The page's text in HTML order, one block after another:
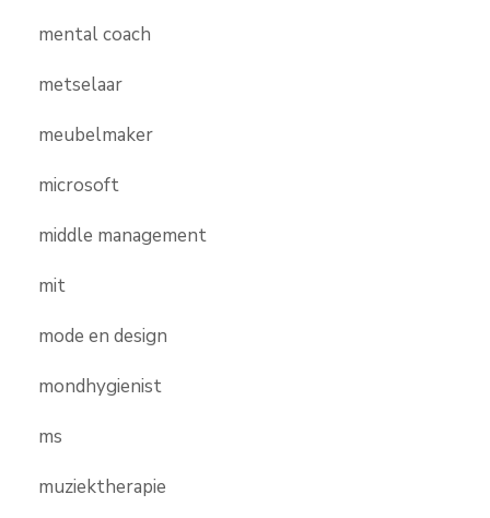
mental coach
metselaar
meubelmaker
microsoft
middle management
mit
mode en design
mondhygienist
ms
muziektherapie